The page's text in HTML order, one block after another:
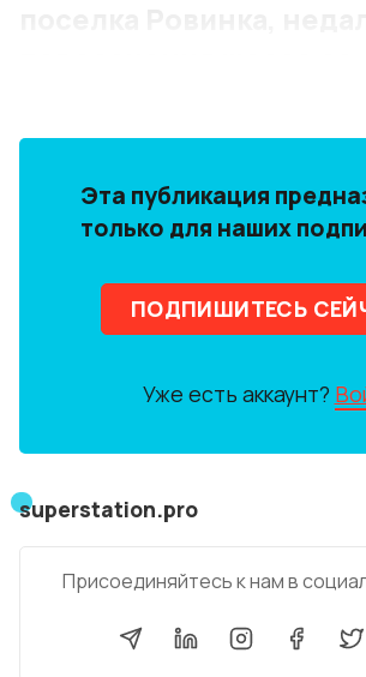
Эта публикация
только для наших
ПОДПИШИТЕСЬ
Уже есть аккаунт?
superstation.pro
Присоединяйтесь к нам в